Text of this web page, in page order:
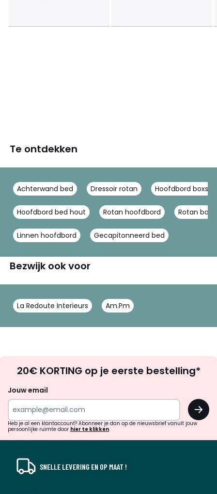
Te ontdekken
Achterwand bed Dressoir rotan Hoofdbord
Hoofdbord bed hout Rotan hoofdbord Rotan
Linnen hoofdbord Gecapitonneerd bed
Bezwijk ook voor
La Redoute Interieurs Am.Pm
zoek
inspiratie
verrassingen?
20€ KORTING op je eerste bestelling*
Jouw email
OK
Heb je al een klantaccount? Abonneer je dan op de nieuwsbrief vanuit jouw
persoonlijke ruimte door hier te klikken
SNELLE LEVERING EN OP MAAT !